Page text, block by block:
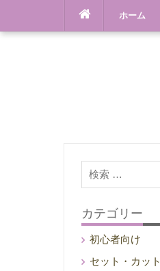
content
ホーム
索:
カテゴリー
初心者向け
セット・カット